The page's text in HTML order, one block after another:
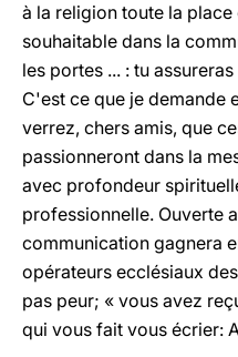
à la religion toute la
souhaitable dans la
les portes ... : tu
C'est ce que je demande
verrez, chers amis, que
passionneront dans la
avec profondeur
professionnelle. Ouverte
communication gagnera
opérateurs ecclésiaux
pas peur; « vous avez
qui vous fait vous écrier: